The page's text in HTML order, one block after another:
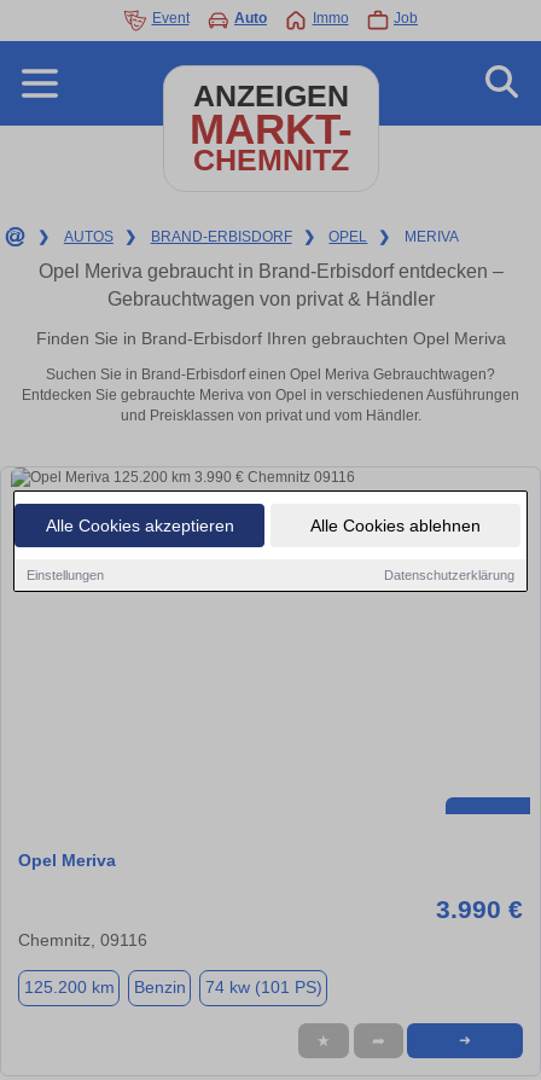
Alle Cookies akzeptieren Alle Cookies ablehnen
Einstellungen Datenschutzerklärung
Event Auto Immo Job
ANZEIGEN
MARKT-
CHEMNITZ
❯ AUTOS ❯ BRAND-ERBISDORF ❯ OPEL ❯ MERIVA
Opel Meriva gebraucht in Brand-Erbisdorf entdecken –
Gebrauchtwagen von privat & Händler
Finden Sie in Brand-Erbisdorf Ihren gebrauchten Opel Meriva
Suchen Sie in Brand-Erbisdorf einen Opel Meriva Gebrauchtwagen?
Entdecken Sie gebrauchte Meriva von Opel in verschiedenen Ausführungen
und Preisklassen von privat und vom Händler.
Opel Meriva
3.990 €
Chemnitz, 09116
125.200 km Benzin 74 kw (101 PS)
★ ➦ ➜